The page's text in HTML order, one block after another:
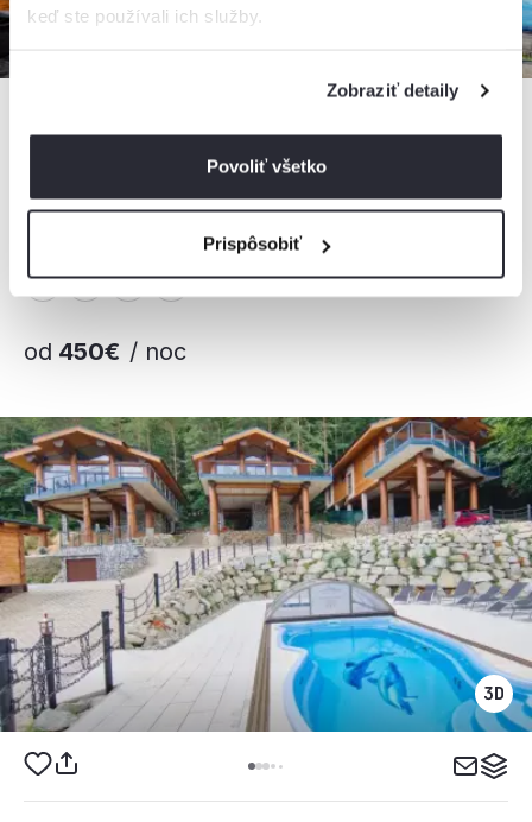
keď ste používali ich služby.
Zobraziť detaily
Povoliť všetko
Prispôsobiť
Mountain Chalets - Hobitie Domčeky
Chata, Valča, Slovensko
od 450€ / noc